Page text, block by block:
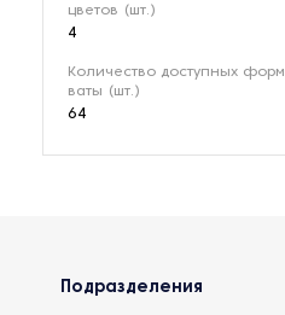
цветов (шт.)
4
Количество доступных форм
ваты (шт.)
64
Подразделения